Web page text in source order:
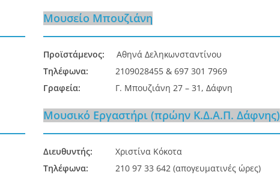
Μουσείο Μπουζιάνη
Προϊστάμενος:
Αθηνά Δεληκωνσταντίνου
Τηλέφωνα:
2109028455 & 697 301 7969
Γραφεία:
Γ. Μπουζιάνη 27 – 31, Δάφνη
Μουσικό Εργαστήρι (πρώην Κ.Δ.Α.Π. Δάφνης)
Διευθυντής:
Χριστίνα Κόκοτα
Τηλέφωνα:
210 97 33 642 (απογευματινές ώρες)